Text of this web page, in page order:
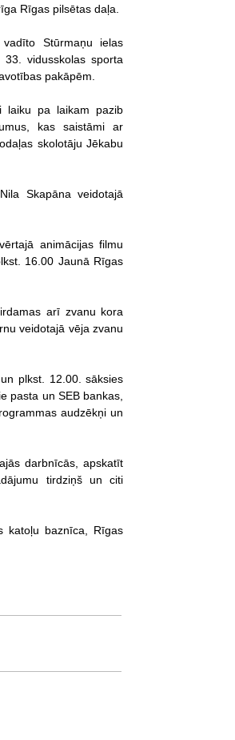
Rīgas pilsētas daļa.
Stūrmaņu ielas
vidusskolas sporta
pakāpēm.
laiku pa laikam pazib
kas saistāmi ar
skolotāju Jēkabu
Skapāna veidotajā
animācijas filmu
16.00 Jaunā Rīgas
arī zvanu kora
veidotajā vēja zvanu
plkst. 12.00. sāksies
pasta un SEB bankas,
audzēkņi un
darbnīcās, apskatīt
tirdziņš un citi
katoļu baznīca, Rīgas